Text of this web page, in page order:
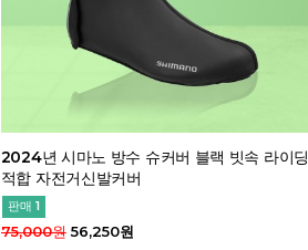
2024년 시마노 방수 슈커버 블랙 빗속 라이딩
적합 자전거신발커버
판매 1
75,000원56,250원